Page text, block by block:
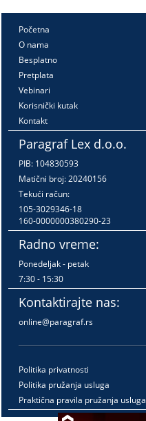
Početna
O nama
Besplatno
Pretplata
Vebinari
Korisnički kutak
Kontakt
Paragraf Lex d.o.o.
PIB: 104830593
Matični broj: 20240156
Tekući račun:
105-3029346-18
160-0000000380290-23
Radno vreme:
Ponedeljak - petak
7:30 - 15:30
Kontaktirajte nas:
online@paragraf.rs
Politika privatnosti
Politika pružanja usluga
Praktična pravila pružanja usluga